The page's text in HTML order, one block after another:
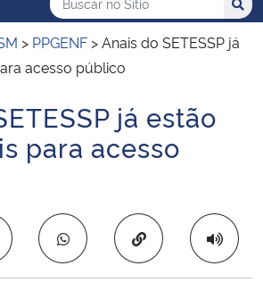
e Abastecimento
> PPGENF >Anais do SETESSP já
acesso público
já estão
para acesso
Copiar para área